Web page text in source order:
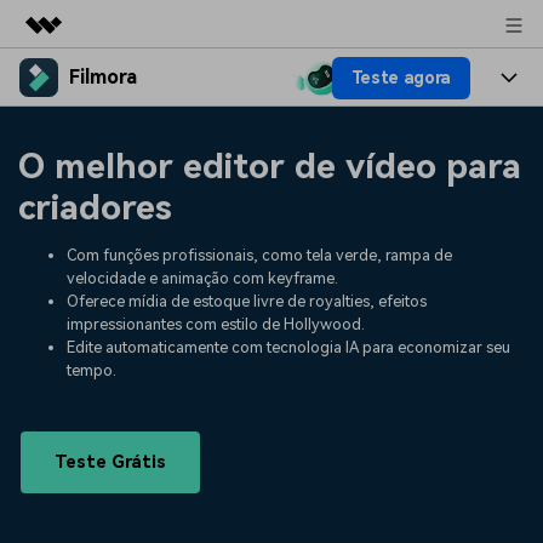
Produtos em destaque
Utilitários
Soluções
Sobre nós
Sala de imprensa
Suporte
Filmora Teste agora
Plataformas
Recursos criativos
IA
Vídeo/Imagem
Áudio
Textos
Soluções
Filmora para
Criar
Recursos
populares para gerar vídeos
semelhantes em segundos
Central de ajuda
Preços
O melhor editor de vídeo para
criadores
Com funções profissionais, como tela verde, rampa de
velocidade e animação com keyframe.
Oferece mídia de estoque livre de royalties, efeitos
impressionantes com estilo de Hollywood.
Edite automaticamente com tecnologia IA para economizar seu
tempo.
Teste Grátis